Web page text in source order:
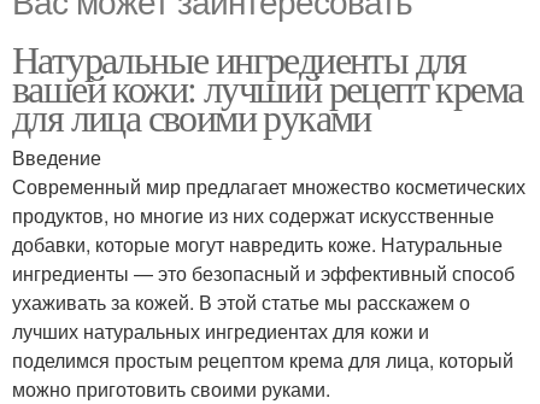
Натуральные ингредиенты для
вашей кожи: лучший рецепт крема
для лица своими руками
Введение
Современный мир предлагает множество косметических
продуктов, но многие из них содержат искусственные
добавки, которые могут навредить коже. Натуральные
ингредиенты — это безопасный и эффективный способ
ухаживать за кожей. В этой статье мы расскажем о
лучших натуральных ингредиентах для кожи и
поделимся простым рецептом крема для лица, который
можно приготовить своими руками.